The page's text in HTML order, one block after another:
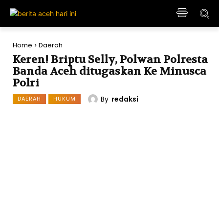
Home Daerah
Keren! Briptu Selly, Polwan Polresta
Banda Aceh ditugaskan Ke Minusca
Polri
DAERAH HUKUM By redaksi